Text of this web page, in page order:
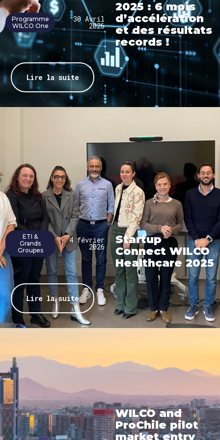
Programme
WILCO One
30 Avril
2026
2025 : 6 mois
d’accélération
et des résultats
records !
Lire la suite
ETI &
Grands
Groupes
4 février
2026
Startup
Connect WILCO
Healthcare 2025
Lire la suite
WILCO and
ProChile pilot
market entry